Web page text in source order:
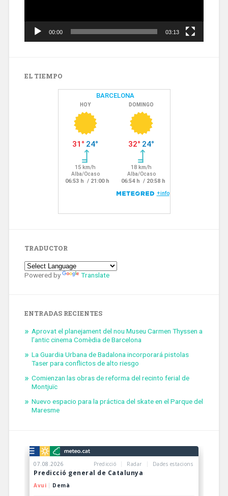
00:00 03:13
EL TIEMPO
TRADUCTOR
Powered by Translate
ENTRADAS RECIENTES
Aprovat el planejament del nou Museu Carmen Thyssen a
l’antic cinema Comèdia de Barcelona
La Guardia Urbana de Badalona incorporará pistolas
Taser para conflictos de alto riesgo
Comienzan las obras de reforma del recinto ferial de
Montjuïc
Nuevo espacio para la práctica del skate en el Parque del
Maresme